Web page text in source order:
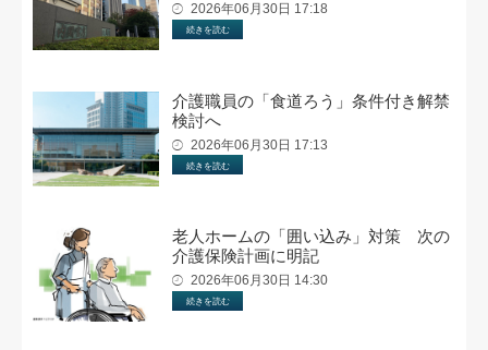
2026年06月30日 17:18
続きを読む
介護職員の「食道ろう」条件付き解禁
検討へ
2026年06月30日 17:13
続きを読む
老人ホームの「囲い込み」対策 次の
介護保険計画に明記
2026年06月30日 14:30
続きを読む